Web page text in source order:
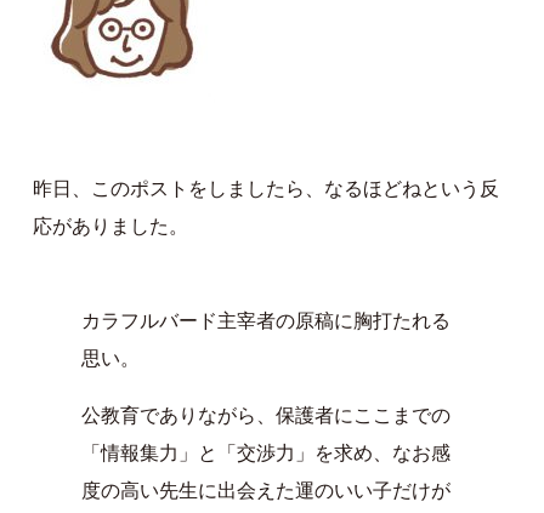
昨日、このポストをしましたら、なるほどねという反
応がありました。
カラフルバード主宰者の原稿に胸打たれる
思い。
公教育でありながら、保護者にここまでの
「情報集力」と「交渉力」を求め、なお感
度の高い先生に出会えた運のいい子だけが